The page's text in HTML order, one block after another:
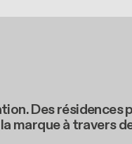
Des résidences
marque à travers